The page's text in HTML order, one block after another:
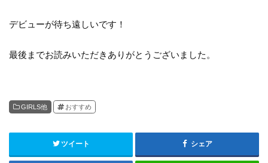
デビューが待ち遠しいです！
最後までお読みいただきありがとうございました。
GIRLS他 おすすめ
ツイート シェア